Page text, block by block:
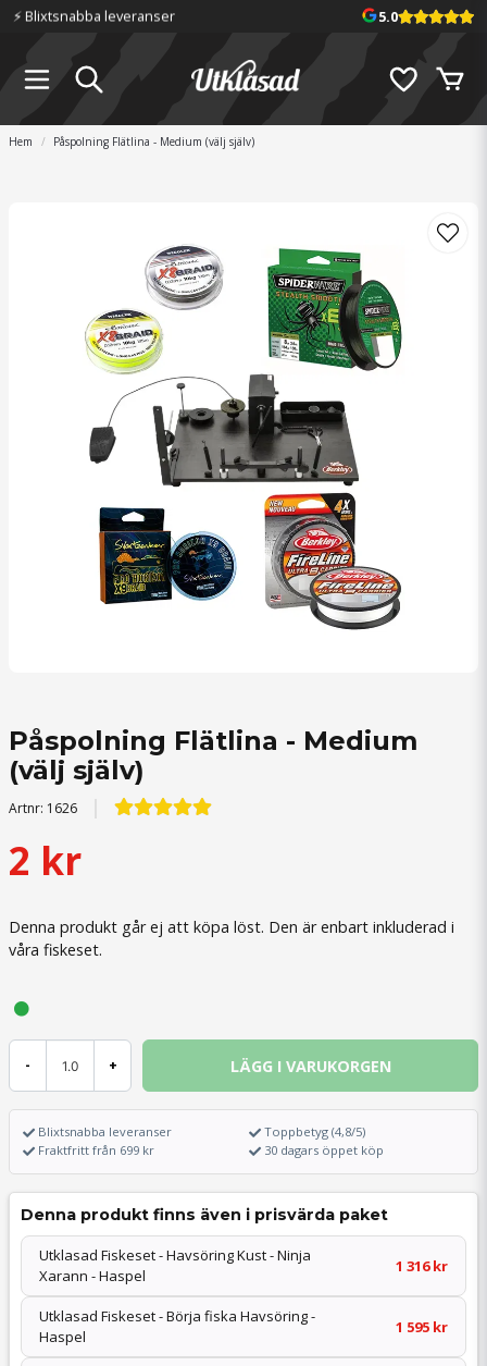
⚡️ Blixtsnabba leveranser 5.0
Hem Påspolning Flätlina - Medium (välj själv)
Påspolning Flätlina - Medium
(välj själv)
Artnr: 1626
2 kr
Denna produkt går ej att köpa löst. Den är enbart inkluderad i
våra fiskeset.
- + LÄGG I VARUKORGEN
Blixtsnabba leveranser
Fraktfritt från 699 kr
Toppbetyg (4,8/5)
30 dagars öppet köp
Denna produkt finns även i prisvärda paket
Utklasad Fiskeset - Havsöring Kust - Ninja
Xarann - Haspel
1 316 kr
Utklasad Fiskeset - Börja fiska Havsöring -
Haspel
1 595 kr